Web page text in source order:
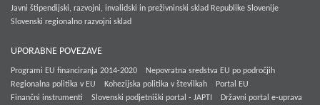
Javni štipendijski, razvojni, invalidski in preživninski sklad Republike Slovenije
Slovenski regionalno razvojni sklad
UPORABNE POVEZAVE
Programi EU financiranja 2014-2020
Nepovratna sredstva EU po področjih
Regionalna politika v EU
Kohezijska politika v številkah
Portal EU
Finančni instrumenti
Slovenski podjetniški portal - JAPTI
Državni portal e-uprava